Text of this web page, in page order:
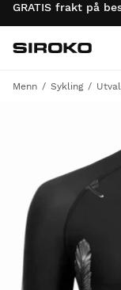
GRATIS frakt på
Gå til
Menn Sykling